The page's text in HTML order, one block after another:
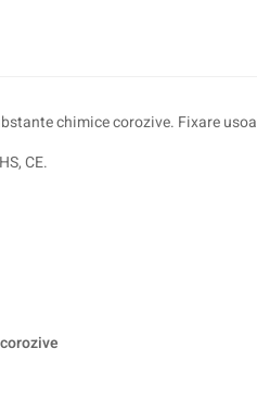
chimice corozive. Fixare
CE.